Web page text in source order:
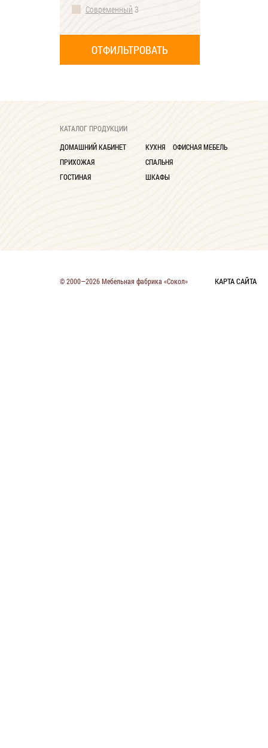
Современный 3
КАТАЛОГ ПРОДУКЦИИ
ДОМАШНИЙ КАБИНЕТ
ПРИХОЖАЯ
ГОСТИНАЯ
КУХНЯ
СПАЛЬНЯ
ШКАФЫ
ОФИСНАЯ МЕБЕЛЬ
© 2000—2026 Мебельная фабрика «Сокол» КАРТА САЙТА